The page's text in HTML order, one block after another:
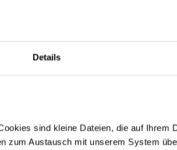
Details
sind kleine Dateien, die auf Ihrem
zum Austausch mit unserem System